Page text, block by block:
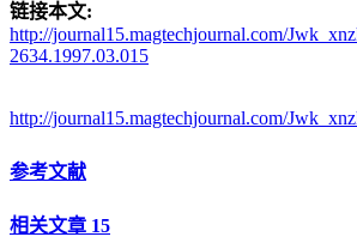
链接本文:
http://journal15.magtechjournal.com/
2634.1997.03.015
http://journal15.magtechjournal.com/
参考文献
相关文章 15